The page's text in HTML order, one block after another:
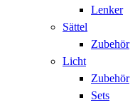
Lenker
Sättel
Zubehör
Licht
Zubehör
Sets